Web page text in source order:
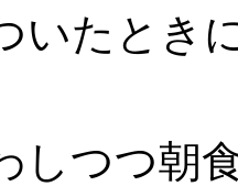
いたとき
しつつ朝